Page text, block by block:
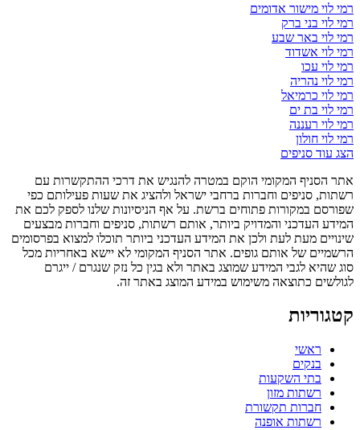
רמי לוי מישור אדומים
רמי לוי בני ברק
רמי לוי באר שבע
רמי לוי אשדוד
רמי לוי עכו
רמי לוי נהריה
רמי לוי כרמיאל
רמי לוי בת ים
רמי לוי רעננה
רמי לוי חולון
הצג עוד סניפים
אתר הסניף המקומי הוקם במטרה להנגיש את דרכי ההתקשרות עם
רשתות, סניפים וחברות ברחבי ישראל ולהציג את שעות פעילותם כפי
שפורסם במקורות פתוחים ברשת. על אף הניסיונות שלנו לספק לכם את
המידע העדכני והמדויק ביותר, אותם רשתות, סניפים וחברות מבצעים
שינויים מעת לעת ולכן את המידע העדכני ביותר תוכלו למצוא בפרסומים
הרשמיים של אותם גופים. אתר הסניף המקומי לא יישא באחריות מכל
סוג שהיא לגבי המידע שמוצג באתר ולא בגין כל נזק שנגרם / ייגרם
לגולשים כתוצאה משימוש במידע המוצג באתר זה.
קטגוריות
ראשי
בנקים
בתי השקעות
רשתות מזון
חברות תקשורת
רשתות אופנה